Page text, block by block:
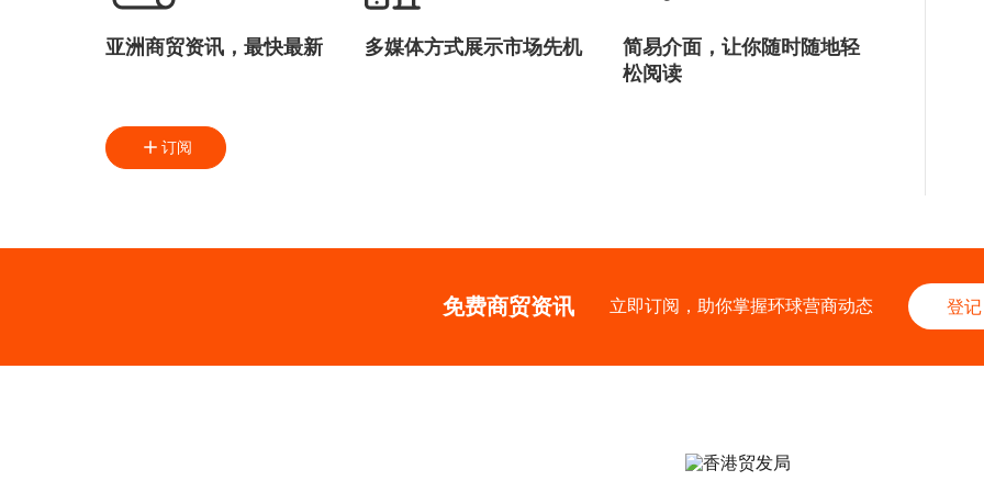
亚洲商贸资讯，最快最新 多媒体方式展示市场先机
简易介面，让你随时随地轻
松阅读
订阅
免费商贸资讯 立即订阅，助你掌握环球营商动态 登记